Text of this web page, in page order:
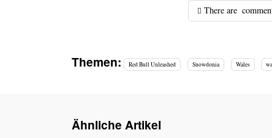
There are
Themen: Red Bull Unleashed Snowdonia Wales
Ähnliche Artikel